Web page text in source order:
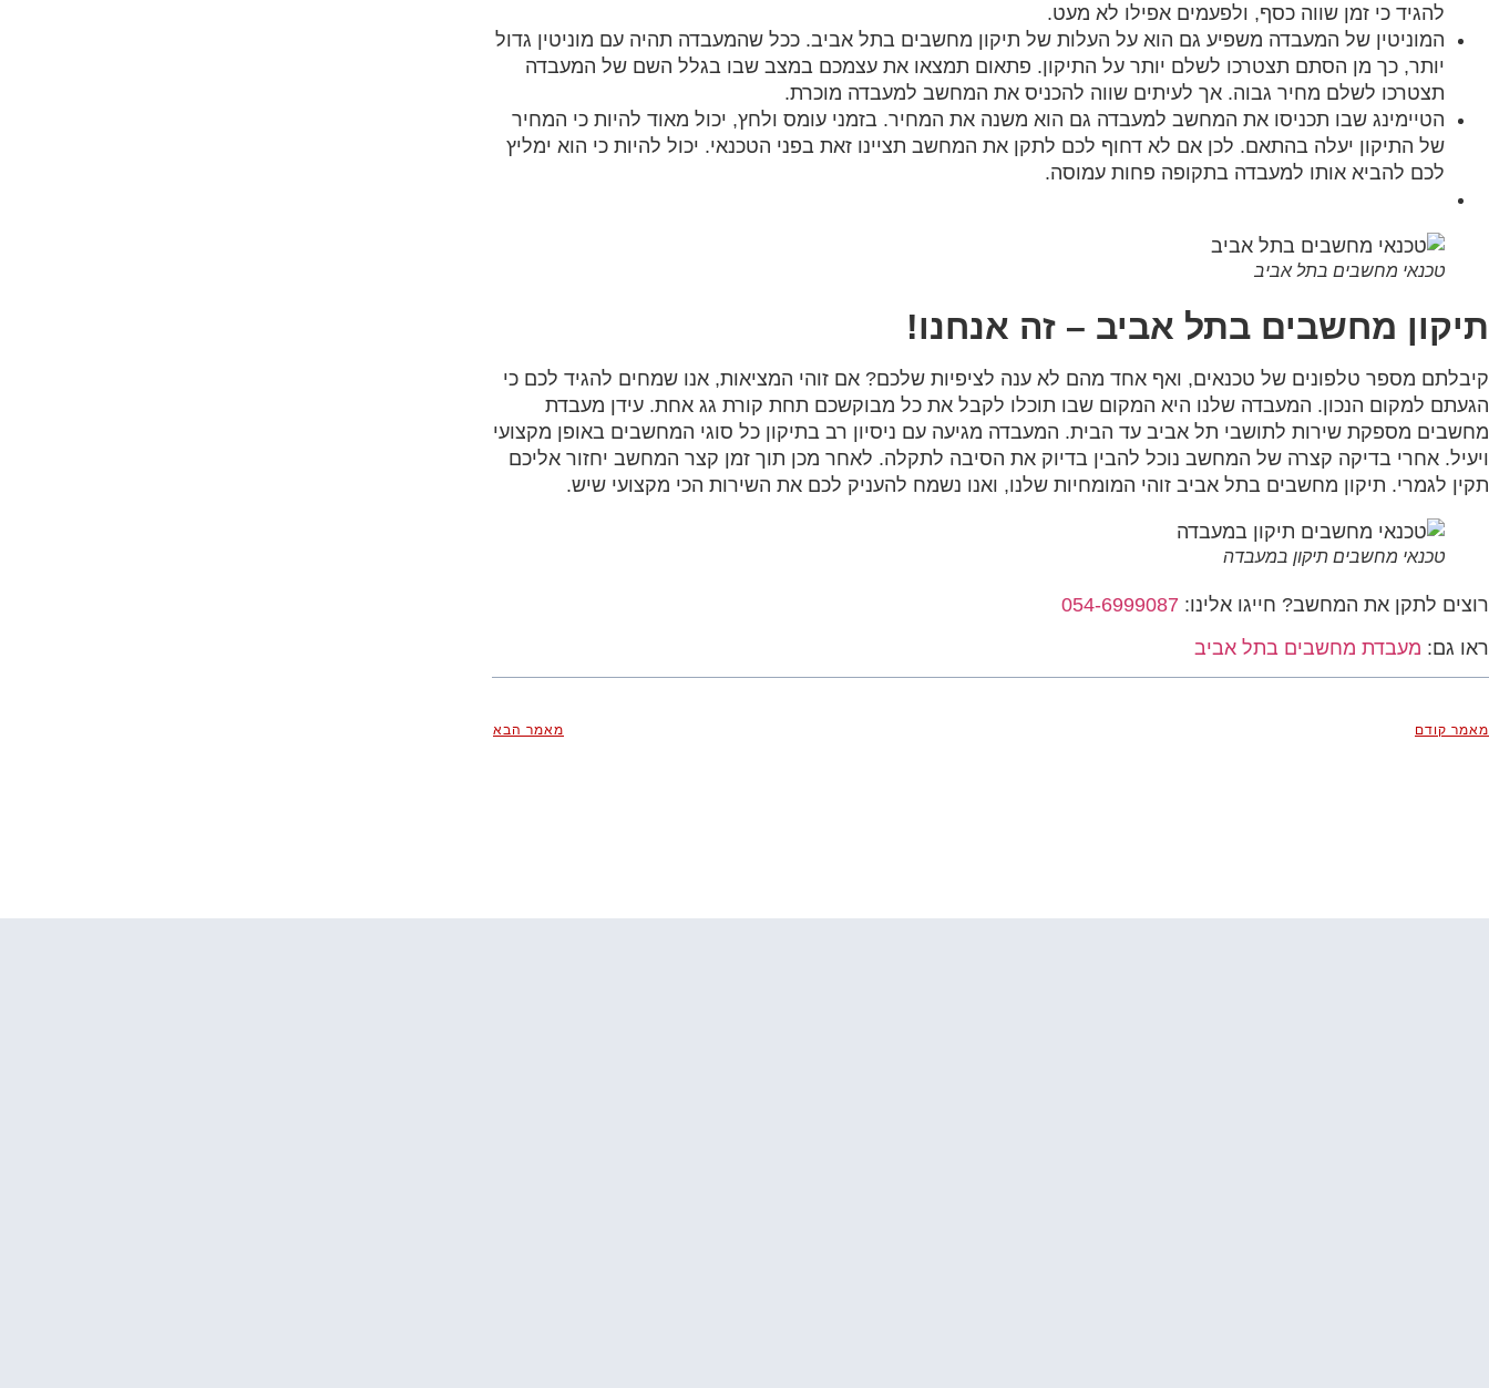
להגיד כי זמן שווה כסף, ולפעמים אפילו לא מעט.
המוניטין של המעבדה משפיע גם הוא על העלות של תיקון מחשבים בתל אביב. ככל שהמעבדה תהיה עם מוניטין גדול
יותר, כך מן הסתם תצטרכו לשלם יותר על התיקון. פתאום תמצאו את עצמכם במצב שבו בגלל השם של המעבדה
תצטרכו לשלם מחיר גבוה. אך לעיתים שווה להכניס את המחשב למעבדה מוכרת.
הטיימינג שבו תכניסו את המחשב למעבדה גם הוא משנה את המחיר. בזמני עומס ולחץ, יכול מאוד להיות כי המחיר
של התיקון יעלה בהתאם. לכן אם לא דחוף לכם לתקן את המחשב תציינו זאת בפני הטכנאי. יכול להיות כי הוא ימליץ
לכם להביא אותו למעבדה בתקופה פחות עמוסה.
טכנאי מחשבים בתל אביב
תיקון מחשבים בתל אביב – זה אנחנו!
קיבלתם מספר טלפונים של טכנאים, ואף אחד מהם לא ענה לציפיות שלכם? אם זוהי המציאות, אנו שמחים להגיד לכם כי
הגעתם למקום הנכון. המעבדה שלנו היא המקום שבו תוכלו לקבל את כל מבוקשכם תחת קורת גג אחת. עידן מעבדת
מחשבים מספקת שירות לתושבי תל אביב עד הבית. המעבדה מגיעה עם ניסיון רב בתיקון כל סוגי המחשבים באופן מקצועי
ויעיל. אחרי בדיקה קצרה של המחשב נוכל להבין בדיוק את הסיבה לתקלה. לאחר מכן תוך זמן קצר המחשב יחזור אליכם
תקין לגמרי. תיקון מחשבים בתל אביב זוהי המומחיות שלנו, ואנו נשמח להעניק לכם את השירות הכי מקצועי שיש.
טכנאי מחשבים תיקון במעבדה
רוצים לתקן את המחשב? חייגו אלינו: 054-6999087
ראו גם: מעבדת מחשבים בתל אביב
מאמר קודם מאמר הבא